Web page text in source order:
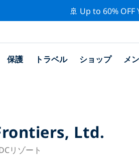
🚢 Up to 60%
保護 トラベル ショップ メ
Ltd.
リゾート